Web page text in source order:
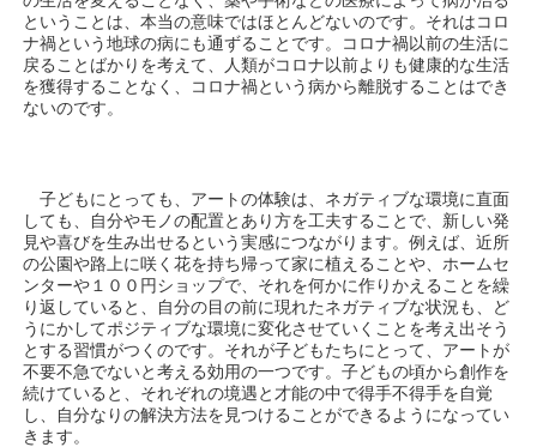
ということは、本当の意味ではほとんどないのです。それはコロ
ナ禍という地球の病にも通ずることです。コロナ禍以前の生活に
戻ることばかりを考えて、人類がコロナ以前よりも健康的な生活
を獲得することなく、コロナ禍という病から離脱することはでき
ないのです。
子どもにとっても、アートの体験は、ネガティブな環境に直面
しても、自分やモノの配置とあり方を工夫することで、新しい発
見や喜びを生み出せるという実感につながります。例えば、近所
の公園や路上に咲く花を持ち帰って家に植えることや、ホームセ
ンターや１００円ショップで、それを何かに作りかえることを繰
り返していると、自分の目の前に現れたネガティブな状況も、ど
うにかしてポジティブな環境に変化させていくことを考え出そう
とする習慣がつくのです。それが子どもたちにとって、アートが
不要不急でないと考える効用の一つです。子どもの頃から創作を
続けていると、それぞれの境遇と才能の中で得手不得手を自覚
し、自分なりの解決方法を見つけることができるようになってい
きます。